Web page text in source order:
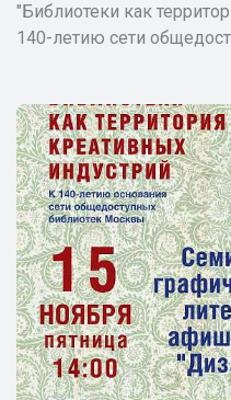
"Библиотеки как
140-летию сети